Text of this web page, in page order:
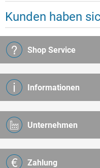
Kunden haben
Shop Service
Informationen
Unternehmen
Zahlung